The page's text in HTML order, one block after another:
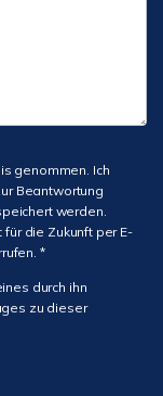
genommen. Ich
Beantwortung
werden.
die Zukunft per E-
*
durch ihn
zu dieser